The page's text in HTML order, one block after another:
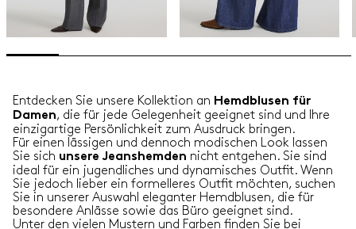
Entdecken Sie unsere Kollektion an Hemdblusen für
Damen, die für jede Gelegenheit geeignet sind und Ihre
einzigartige Persönlichkeit zum Ausdruck bringen.
Für einen lässigen und dennoch modischen Look lassen
Sie sich unsere Jeanshemden nicht entgehen. Sie sind
ideal für ein jugendliches und dynamisches Outfit. Wenn
Sie jedoch lieber ein formelleres Outfit möchten, suchen
Sie in unserer Auswahl eleganter Hemdblusen, die für
besondere Anlässe sowie das Büro geeignet sind.
Unter den vielen Mustern und Farben finden Sie bei